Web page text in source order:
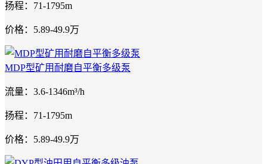
扬程：71-1795m
价格：5.89-49.9万
MDP型矿用耐磨自平衡多级泵
流量：3.6-1346m³/h
扬程：71-1795m
价格：5.89-49.9万